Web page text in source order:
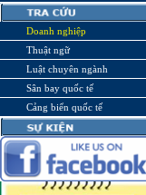
Doanh nghiệp
Thuật ngữ
Luật chuyên ngành
Sân bay quốc tế
Cảng biển quốc tế